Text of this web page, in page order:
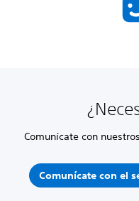
Comunícate con
Comunícate con el